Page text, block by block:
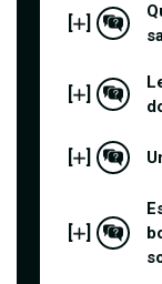
[ ]
[ ]
[ ]
[ ]